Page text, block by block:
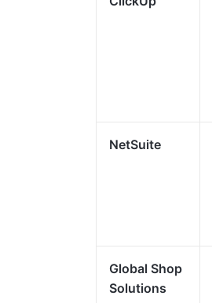
NetSuite
Global Shop
Solutions